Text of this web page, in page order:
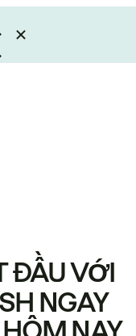
ĐẦU VỚI
NGAY